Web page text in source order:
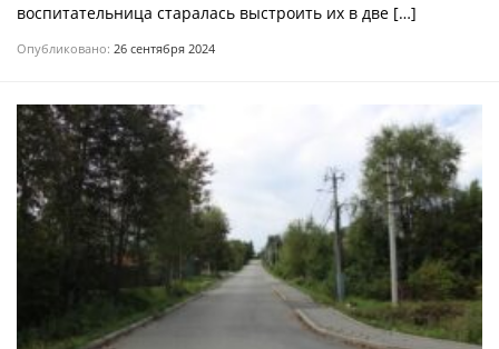
воспитательница старалась выстроить их в две […]
Опубликовано: 26 сентября 2024